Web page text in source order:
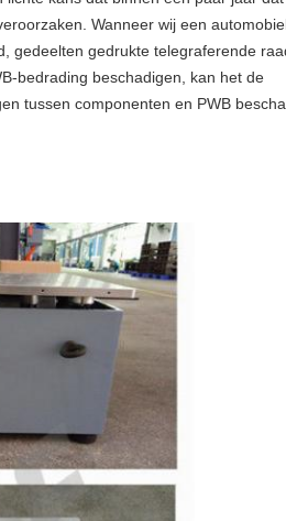
Wanneer wij een
gedeelten gedrukte telegraferende
bedrading beschadigen, kan het de
tussen componenten en PWB